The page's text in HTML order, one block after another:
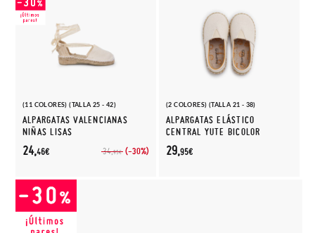
(11 COLORES) (TALLA 25 - 42)
ALPARGATAS VALENCIANAS
NIÑAS LISAS
34,95€ (-30%)
24,46€
(2 COLORES) (TALLA 21 - 38)
ALPARGATAS ELÁSTICO
CENTRAL YUTE BICOLOR
29,95€